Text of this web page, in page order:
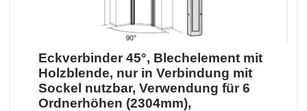
Eckverbinder 45°, Blechelement mit
Holzblende, nur in Verbindung mit
Sockel nutzbar, Verwendung für 6
Ordnerhöhen (2304mm),